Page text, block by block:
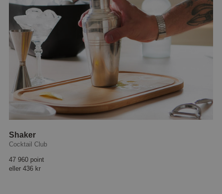
Shaker
Cocktail Club
47 960 point
eller 436 kr